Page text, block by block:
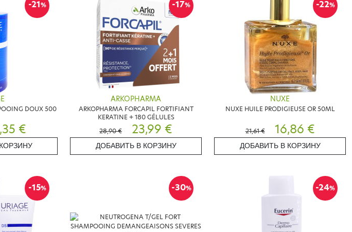
-21%
DOUX 500
€
-17%
ARKOPHARMA
ARKOPHARMA FORCAPIL FORTIFIANT
KERATINE + 180 GÉLULES
28,90 €
23,99 €
ДОБАВИТЬ В КОРЗИНУ
-22%
NUXE
NUXE HUILE PRODIGIEUSE OR 50ML
21,61 € 16,86 €
ДОБАВИТЬ В КОРЗИНУ
-15% -30% -24%